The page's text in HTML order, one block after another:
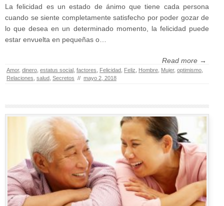
La felicidad es un estado de ánimo que tiene cada persona
cuando se siente completamente satisfecho por poder gozar de
lo que desea en un determinado momento, la felicidad puede
estar envuelta en pequeñas o…
Read more →
Amor, dinero estatus social factores Felicidad Feliz Hombre Mujer, optimismo
Relaciones salud Secretos // mayo 2, 2018